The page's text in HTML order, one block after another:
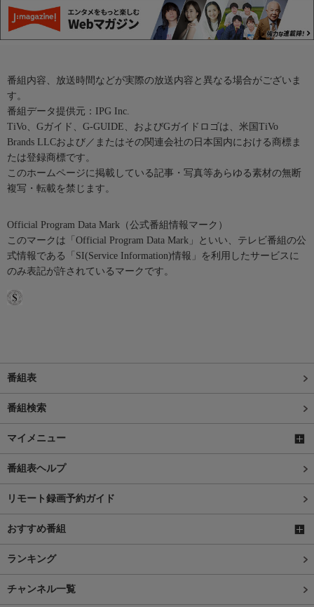
番組内容、放送時間などが実際の放送内容と異なる場合がございま
す。
番組データ提供元：IPG Inc.
TiVo、Gガイド、G-GUIDE、およびGガイドロゴは、米国TiVo
Brands LLCおよび／またはその関連会社の日本国内における商標ま
たは登録商標です。
このホームページに掲載している記事・写真等あらゆる素材の無断
複写・転載を禁じます。
Official Program Data Mark（公式番組情報マーク）
このマークは「Official Program Data Mark」といい、テレビ番組の公
式情報である「SI(Service Information)情報」を利用したサービスに
のみ表記が許されているマークです。
番組表
番組検索
マイメニュー
番組表ヘルプ
リモート録画予約ガイド
おすすめ番組
ランキング
チャンネル一覧